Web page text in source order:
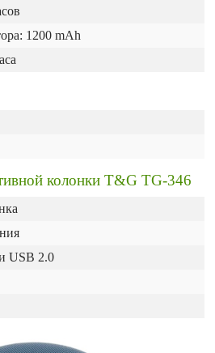
1200 mAh
колонки T&G TG-346
USB 2.0